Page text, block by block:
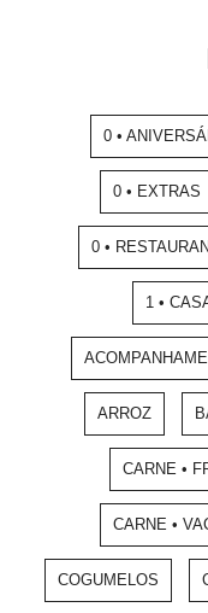
0 •
0 • EXTRAS
0 •
1 •
ARROZ
CARNE •
CARNE •
COGUMELOS